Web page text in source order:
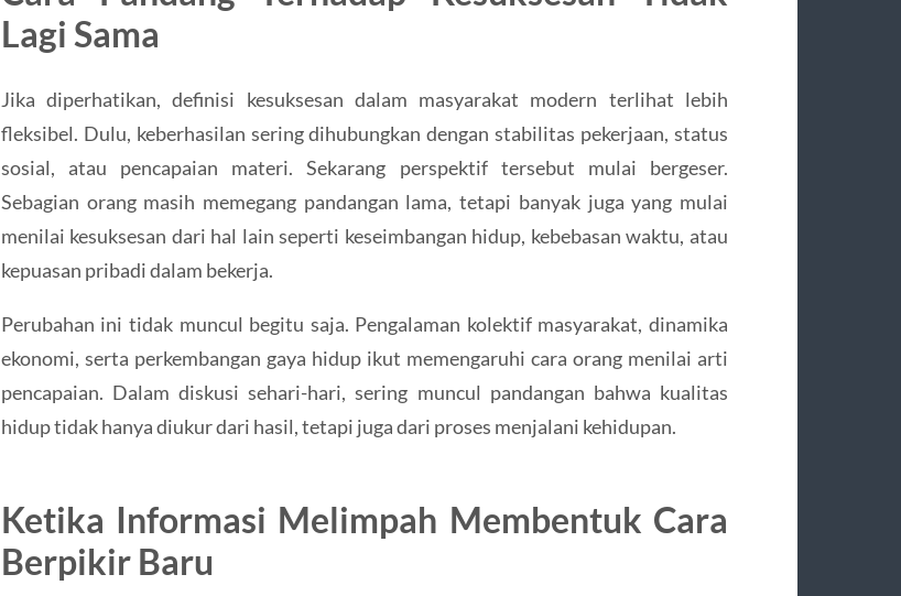
Lagi Sama
Jika diperhatikan, definisi kesuksesan dalam masyarakat modern terlihat lebih
fleksibel. Dulu, keberhasilan sering dihubungkan dengan stabilitas pekerjaan, status
sosial, atau pencapaian materi. Sekarang perspektif tersebut mulai bergeser.
Sebagian orang masih memegang pandangan lama, tetapi banyak juga yang mulai
menilai kesuksesan dari hal lain seperti keseimbangan hidup, kebebasan waktu, atau
kepuasan pribadi dalam bekerja.
Perubahan ini tidak muncul begitu saja. Pengalaman kolektif masyarakat, dinamika
ekonomi, serta perkembangan gaya hidup ikut memengaruhi cara orang menilai arti
pencapaian. Dalam diskusi sehari-hari, sering muncul pandangan bahwa kualitas
hidup tidak hanya diukur dari hasil, tetapi juga dari proses menjalani kehidupan.
Ketika Informasi Melimpah Membentuk Cara
Berpikir Baru